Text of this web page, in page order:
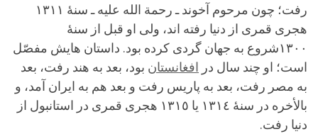
رفت؛ چون مرحوم آخوند ـ رحمة الله علیه ـ سنۀ ١٣١١
هجری قمری از دنیا رفته اند، ولی او قبل از سنۀ
١٣٠٠شروع به جهان گردی کرده بود. داستان هایش مفصّل
است؛ او چند سال در افغانستان بود، بعد به هند رفت، بعد
به مصر رفت، بعد به پاریس رفت و بعد هم به ایران آمد، و
بالأخره در سنۀ ١٣١٤ یا ١٣١٥ هجری قمری در استانبول از
دنیا رفت.